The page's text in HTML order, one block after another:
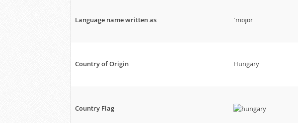
Language name written as ˈmɒɟɒr
Country of Origin Hungary
Country Flag